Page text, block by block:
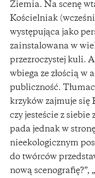
Ziemia. Na scenę
Kościelniak
występująca jako
zainstalowana w
przezroczystej kuli.
wbiega ze złością w
publiczność.
krzyków zajmuje się
czy jesteście z
pada jednak w
nieekologicznym
do twórców
nową scenografię?”,